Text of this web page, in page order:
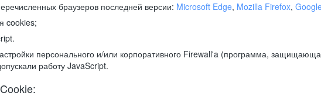
браузеров последней версии: Microsoft Edge, Mozilla Firefox,
cookies;
персонального и/или корпоративного Firewall'a (программа,
работу JavaScript.